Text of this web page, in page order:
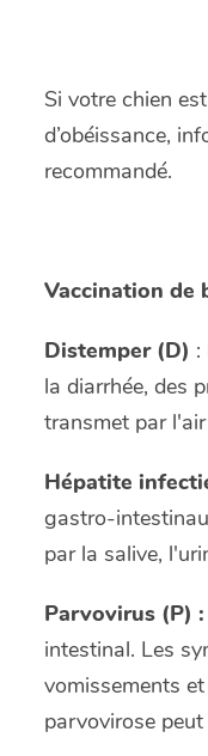
Si votre chien
d’obéissance,
recommandé.
Vaccination de
Distemper (D) :
la diarrhée, des
transmet par
Hépatite
gastro-
par la salive,
Parvovirus (P) :
intestinal. Les
vomissements
parvovirose